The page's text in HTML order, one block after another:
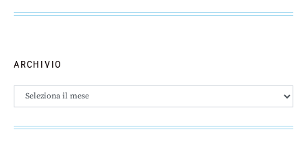
ARCHIVIO
Archivio